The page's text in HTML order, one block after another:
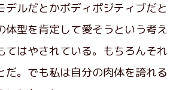
ルだとかボディポジティブだと
体型を肯定して愛そうという考え
てはやされている。もちろんそれ
だ。でも私は自分の肉体を誇れる